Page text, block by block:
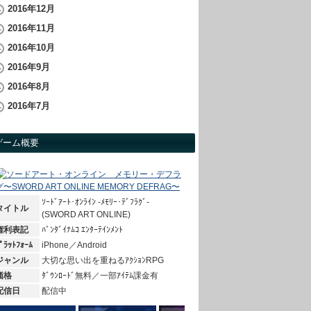
2016年12月
2016年11月
2016年10月
2016年9月
2016年8月
2016年7月
ーム概要
イトル
ｿｰﾄﾞｱｰﾄ･ｵﾝﾗｲﾝ -ﾒﾓﾘｰ･ﾃﾞﾌﾗｸﾞ-
(SWORD ART ONLINE)
利表記
ﾊﾞﾝﾀﾞｲﾅﾑｺ ｴﾝﾀｰﾃｲﾝﾒﾝﾄ
ﾗｯﾄﾌｫｰﾑ
iPhone／Android
ャンル
大切な思い出を重ねるｱｸｼｮﾝRPG
格
ﾀﾞｳﾝﾛｰﾄﾞ無料／一部ｱｲﾃﾑ課金有
信日
配信中